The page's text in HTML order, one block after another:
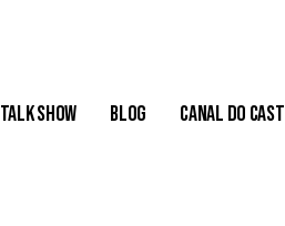
Talk Show Blog Canal do Cast